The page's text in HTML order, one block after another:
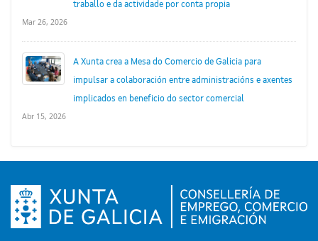
traballo e da actividade por conta propia
Mar 26, 2026
A Xunta crea a Mesa do Comercio de Galicia para
impulsar a colaboración entre administracións e axentes
implicados en beneficio do sector comercial
Abr 15, 2026